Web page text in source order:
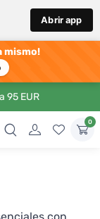
Abrir app
mismo!
95 EUR
0